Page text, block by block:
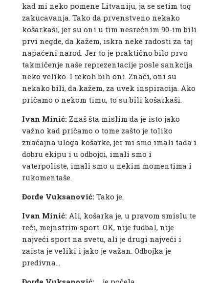
kad mi neko pomene Litvaniju, ja se setim tog
zakucavanja. Tako da prvenstveno nekako
košarkaši, jer su oni u tim nesrećnim 90-im bili
prvi negde, da kažem, iskra neke radosti za taj
napaćeni narod. Jer to je praktično bilo prvo
takmičenje naše reprezentacije posle sankcija
neko veliko. I rekoh bih oni. Znači, oni su
nekako bili, da kažem, za uvek inspiracija. Ako
pričamo o nekom timu, to su bili košarkaši.
Ivan Minić:Znaš šta mislim da je isto jako
važno kad pričamo o tome zašto je toliko
značajna uloga košarke, jer mi smo imali tada i
dobru ekipu i u odbojci, imali smo i
vaterpoliste, imali smo u nekim momentima i
rukomentaše.
Đorđe Vuksanović:Tako je.
Ivan Minić:Ali, košarka je, u pravom smislu te
reči, mejnstrim sport. OK, nije fudbal, nije
najveći sport na svetu, ali je drugi najveći i
zaista je veliki i jako je važan. Odbojka je
predivna…